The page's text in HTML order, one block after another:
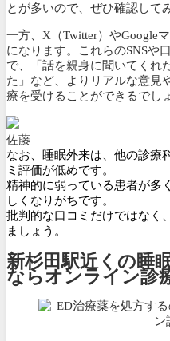
とが多いので、ぜひ確認して
一方、X（Twitter）やGoogle
になります。これらのSNSや
で、「話を親身に聞いてくれ
た」など、よりリアルな意見
療を受けることができるでし
佐藤
なお、睡眠外来は、他の診療
ミ評価が低めです。
精神的に弱っている患者が多
しくなりがちです。
批判的な口コミだけではなく
ましょう。
新杉田駅近くの睡
ならオンライン診